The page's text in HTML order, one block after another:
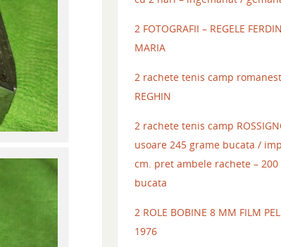
2 FOTOGRAFII – REGELE
MARIA
2 rachete tenis camp
REGHIN
2 rachete tenis camp
usoare 245 grame bucata /
cm. pret ambele rachete –
bucata
2 ROLE BOBINE 8 MM FILM
1976